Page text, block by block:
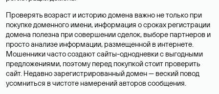
Проверять возраст и историю домена важно не только при
покупке доменного имени, информация о сроках регистрации
домена полезна при совершении сделок, выборе партнеров и
просто анализе информации, размещенной в интернете.
Мошенники часто создают сайты-однодневки с выгодными
предложениями, поэтому перед покупкой стоит проверить
сайт. Недавно зарегистрированный домен — веский повод
усомниться в чистоте намерений авторов сообщения.